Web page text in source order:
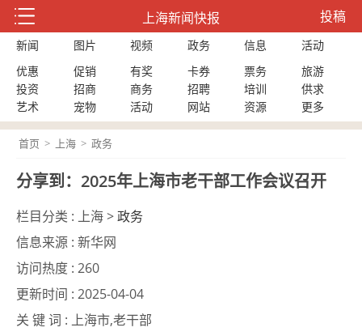
上海新闻快报 投稿
新闻 图片 视频 政务 信息
活动
优惠
促销 有奖 卡券 票务
旅游
投资
招商 商务 招聘 培训
供求
艺术
宠物 活动 网站 资源 更多
首页 > 上海 > 政务
分享到：2025年上海市老干部工作会议召开
栏目分类 : 上海 >政务
信息来源 : 新华网
访问热度 : 260
更新时间 : 2025-04-04
关 键 词 : 上海市,老干部